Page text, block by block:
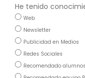
He tenido
Web
Newsletter
Publicidad en Medios
Redes Sociales
Recomendado